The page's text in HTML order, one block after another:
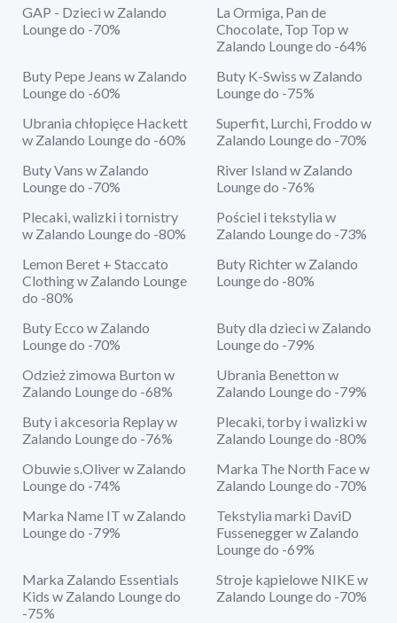
GAP - Dzieci w Zalando
Lounge do -70%
La Ormiga, Pan de
Chocolate, Top Top w
Zalando Lounge do -64%
Buty Pepe Jeans w Zalando
Lounge do -60%
Buty K-Swiss w Zalando
Lounge do -75%
Ubrania chłopięce Hackett
w Zalando Lounge do -60%
Superfit, Lurchi, Froddo w
Zalando Lounge do -70%
Buty Vans w Zalando
Lounge do -70%
River Island w Zalando
Lounge do -76%
Plecaki, walizki i tornistry
w Zalando Lounge do -80%
Pościel i tekstylia w
Zalando Lounge do -73%
Lemon Beret + Staccato
Clothing w Zalando Lounge
do -80%
Buty Richter w Zalando
Lounge do -80%
Buty Ecco w Zalando
Lounge do -70%
Buty dla dzieci w Zalando
Lounge do -79%
Odzież zimowa Burton w
Zalando Lounge do -68%
Ubrania Benetton w
Zalando Lounge do -79%
Buty i akcesoria Replay w
Zalando Lounge do -76%
Plecaki, torby i walizki w
Zalando Lounge do -80%
Obuwie s.Oliver w Zalando
Lounge do -74%
Marka The North Face w
Zalando Lounge do -70%
Marka Name IT w Zalando
Lounge do -79%
Tekstylia marki DaviD
Fussenegger w Zalando
Lounge do -69%
Marka Zalando Essentials
Kids w Zalando Lounge do
-75%
Stroje kąpielowe NIKE w
Zalando Lounge do -70%